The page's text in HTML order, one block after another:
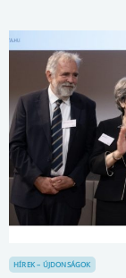
HÍREK – ÚJDONSÁGOK